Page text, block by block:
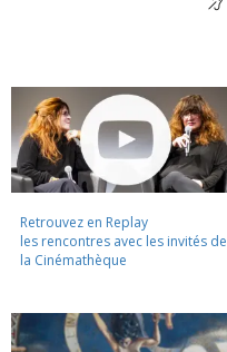
Retrouvez en Replay
les rencontres avec les invités de
la Cinémathèque